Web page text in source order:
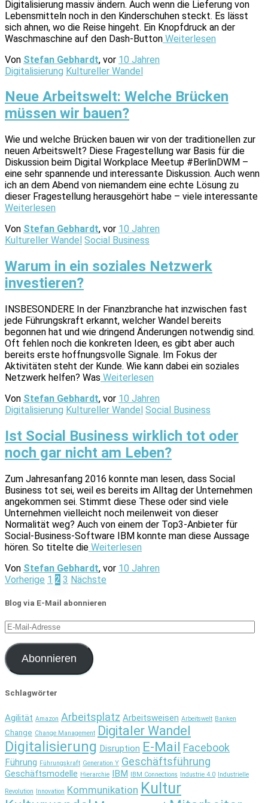
Digitalisierung massiv ändern. Auch wenn die Lieferung von
Lebensmitteln noch in den Kinderschuhen steckt. Es lässt
sich ahnen, wo die Reise hingeht. Ein Knopfdruck an der
Waschmaschine auf den Dash-Button Weiterlesen
Von Stefan Gebhardt, vor 10 Jahren
Digitalisierung Kultureller Wandel
Neue Arbeitswelt: Welche Brücken
müssen wir bauen?
Wie und welche Brücken bauen wir von der traditionellen zur
neuen Arbeitswelt? Diese Fragestellung war Basis für die
Diskussion beim Digital Workplace Meetup #BerlinDWM –
eine sehr spannende und interessante Diskussion. Auch wenn
ich an dem Abend von niemandem eine echte Lösung zu
dieser Fragestellung herausgehört habe – viele interessante
Weiterlesen
Von Stefan Gebhardt, vor 10 Jahren
Kultureller Wandel Social Business
Warum in ein soziales Netzwerk
investieren?
INSBESONDERE In der Finanzbranche hat inzwischen fast
jede Führungskraft erkannt, welcher Wandel bereits
begonnen hat und wie dringend Änderungen notwendig sind.
Oft fehlen noch die konkreten Ideen, es gibt aber auch
bereits erste hoffnungsvolle Signale. Im Fokus der
Aktivitäten steht der Kunde. Wie kann dabei ein soziales
Netzwerk helfen? Was Weiterlesen
Von Stefan Gebhardt, vor 10 Jahren
Digitalisierung Kultureller Wandel Social Business
Ist Social Business wirklich tot oder
noch gar nicht am Leben?
Zum Jahresanfang 2016 konnte man lesen, dass Social
Business tot sei, weil es bereits im Alltag der Unternehmen
angekommen sei. Stimmt diese These oder sind viele
Unternehmen vielleicht noch meilenweit von dieser
Normalität weg? Auch von einem der Top3-Anbieter für
Social-Business-Software IBM konnte man diese Aussage
hören. So titelte die Weiterlesen
Von Stefan Gebhardt, vor 10 Jahren
Seitennummerierung
der
Vorherige 1 2 3 Nächste
Blog via E-Mail abonnieren
E-
Adresse
Abonnieren
Schlagwörter
Agilität Amazon Arbeitsplatz Arbeitsweisen Arbeitswelt Banken
Change Change Management Digitaler Wandel
Digitalisierung Disruption E-Mail Facebook
Führung Führungskraft Generation Y Geschäftsführung
Geschäftsmodelle Hierarchie IBM IBM Connections Industrie 4.0 Industrielle
Revolution Innovation Kommunikation Kultur